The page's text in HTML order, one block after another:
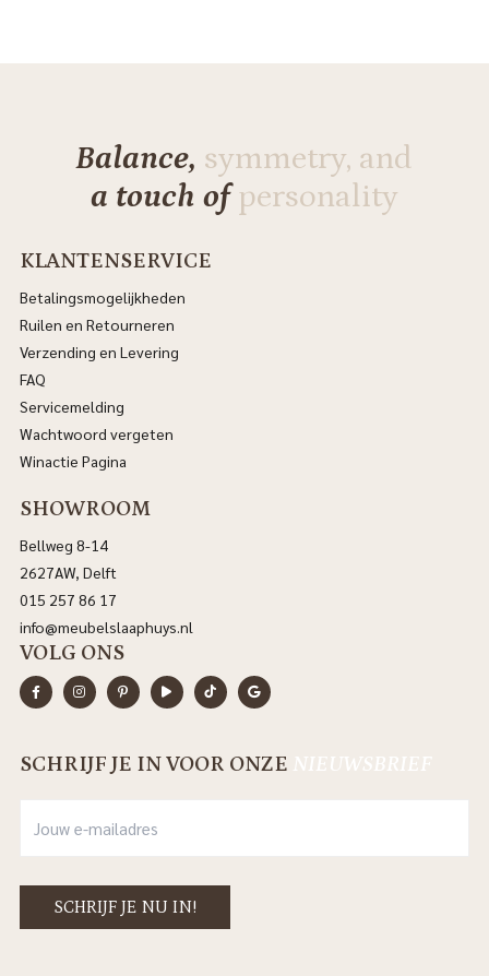
Balance, symmetry, and
a touch ofpersonality
KLANTENSERVICE
Betalingsmogelijkheden
Ruilen en Retourneren
Verzending en Levering
FAQ
Servicemelding
Wachtwoord vergeten
Winactie Pagina
SHOWROOM
Bellweg 8-14
2627AW, Delft
015 257 86 17
info@meubelslaaphuys.nl
VOLG ONS
SCHRIJF JE IN VOOR ONZE NIEUWSBRIEF